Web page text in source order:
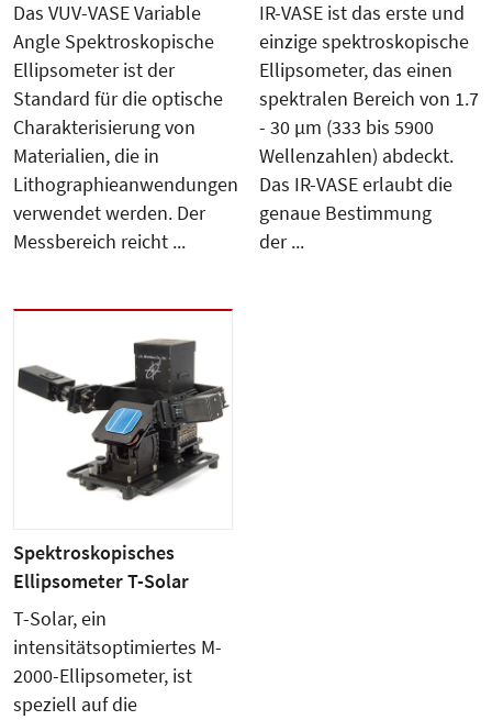
Das VUV-VASE Variable
Angle Spektroskopische
Ellipsometer ist der
Standard für die optische
Charakterisierung von
Materialien, die in
Lithographieanwendungen
verwendet werden. Der
Messbereich reicht ...
IR-VASE ist das erste und
einzige spektroskopische
Ellipsometer, das einen
spektralen Bereich von 1.7
- 30 µm (333 bis 5900
Wellenzahlen) abdeckt.
Das IR-VASE erlaubt die
genaue Bestimmung
der ...
Spektroskopisches
Ellipsometer T-Solar
T-Solar, ein
intensitätsoptimiertes M-
2000-Ellipsometer, ist
speziell auf die